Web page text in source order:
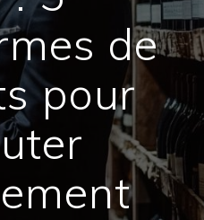
de
pour